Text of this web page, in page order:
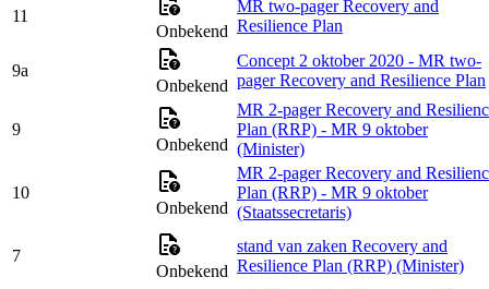
11
Onbekend
MR two-pager Recovery and
Resilience Plan
9a
Onbekend
Concept 2 oktober 2020 - MR two-
pager Recovery and Resilience Plan
9
Onbekend
MR 2-pager Recovery and
Plan (RRP) - MR 9 oktober
(Minister)
10
Onbekend
MR 2-pager Recovery and
Plan (RRP) - MR 9 oktober
(Staatssecretaris)
7
Onbekend
stand van zaken Recovery and
Resilience Plan (RRP) (Minister)